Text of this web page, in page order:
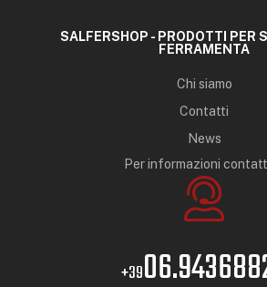
SALFERSHOP - PRODOTTI PER
FERRAMENTA
Chi siamo
Contatti
News
Per informazioni
+39